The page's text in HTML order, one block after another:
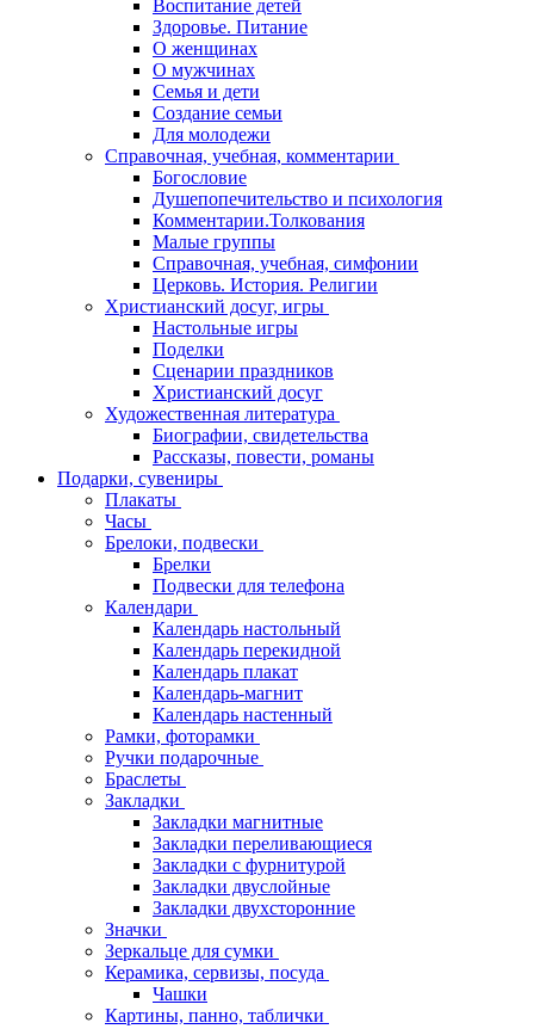
Воспитание детей
Здоровье. Питание
О женщинах
О мужчинах
Семья и дети
Создание семьи
Для молодежи
Справочная, учебная, комментарии
Богословие
Душепопечительство и психология
Комментарии.Толкования
Малые группы
Справочная, учебная, симфонии
Церковь. История. Религии
Христианский досуг, игры
Настольные игры
Поделки
Сценарии праздников
Христианский досуг
Художественная литература
Биографии, свидетельства
Рассказы, повести, романы
Подарки, сувениры
Плакаты
Часы
Брелоки, подвески
Брелки
Подвески для телефона
Календари
Календарь настольный
Календарь перекидной
Календарь плакат
Календарь-магнит
Календарь настенный
Рамки, фоторамки
Ручки подарочные
Браслеты
Закладки
Закладки магнитные
Закладки переливающиеся
Закладки с фурнитурой
Закладки двуслойные
Закладки двухсторонние
Значки
Зеркальце для сумки
Керамика, сервизы, посуда
Чашки
Картины, панно, таблички